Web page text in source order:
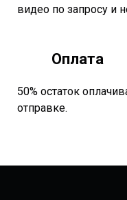
видео по запросу и
Оплата
50% остаток
отправке.